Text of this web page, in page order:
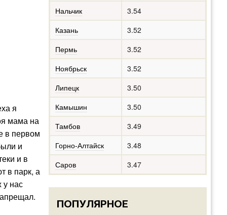
я
мама на
в первом
и
и в
в парк, а
у нас
Нальчик
3.54
Казань
3.52
Пермь
3.52
Ноябрьск
3.52
Липецк
3.50
Камышин
3.50
Тамбов
3.49
Горно-Алтайск
3.48
Саров
3.47
ПОПУЛЯРНОЕ